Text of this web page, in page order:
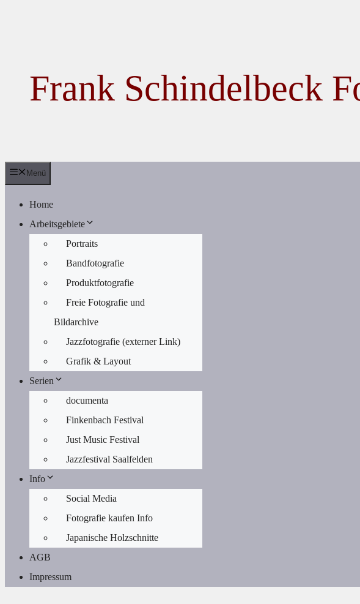
Frank Schindelbeck
Menü
Home
Arbeitsgebiete
Portraits
Bandfotografie
Produktfotografie
Freie Fotografie und
Bildarchive
Jazzfotografie (externer Link)
Grafik & Layout
Serien
documenta
Finkenbach Festival
Just Music Festival
Jazzfestival Saalfelden
Info
Social Media
Fotografie kaufen Info
Japanische Holzschnitte
AGB
Impressum